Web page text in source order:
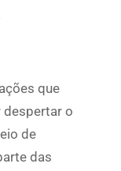
que
o
de
das